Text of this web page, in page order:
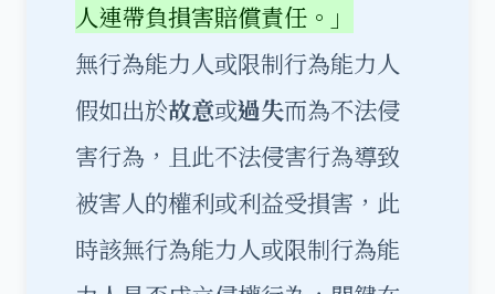
人連帶負損害賠償責任。」
無行為能力人或限制行為能力人
假如出於故意或過失而為不法侵
害行為，且此不法侵害行為導致
被害人的權利或利益受損害，此
時該無行為能力人或限制行為能